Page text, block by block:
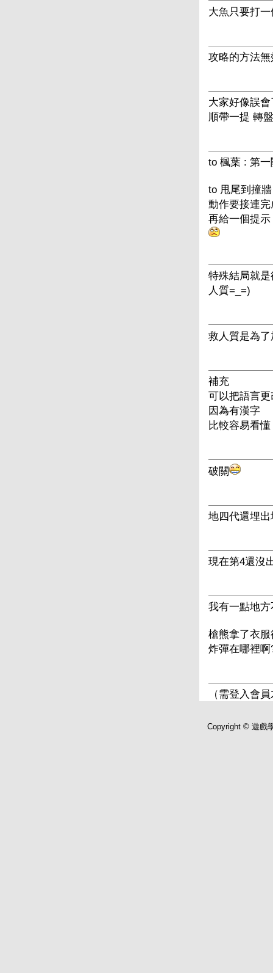
大魚只要打
攻略的方法
大家好像誤
順帶一提 轉
to 楓葉 : 第
to 甩尾到撞
動作要接連
再給一個提
特殊結局就
人質=_=)
救人質是為了
補充
可以把語言
因為有漢字
比較容易看懂
破關
地四代還埋出
現在第4還沒
我有一點地
槍熊拿了衣
炸彈在哪裡
（需登入會
Copyright © 遊戲